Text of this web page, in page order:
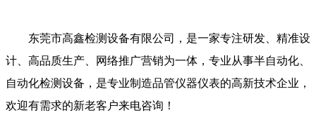
东莞市高鑫检测设备有限公司，是一家专注研发、精准设
计、高品质生产、网络推广营销为一体，专业从事半自动化、
自动化检测设备，是专业制造品管仪器仪表的高新技术企业，
欢迎有需求的新老客户来电咨询 ！